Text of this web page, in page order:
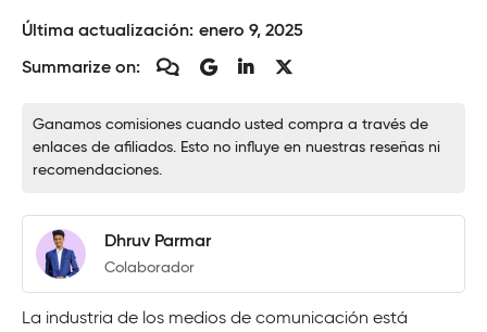
Última actualización: enero 9, 2025
Summarize on:
Ganamos comisiones cuando usted compra a través de
enlaces de afiliados. Esto no influye en nuestras reseñas ni
recomendaciones.
Dhruv Parmar
Colaborador
La industria de los medios de comunicación está